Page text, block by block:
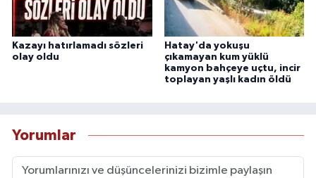
Kazayı hatırlamadı sözleri
olay oldu
Hatay'da yokuşu
çıkamayan kum yüklü
kamyon bahçeye uçtu, incir
toplayan yaşlı kadın öldü
Yorumlar